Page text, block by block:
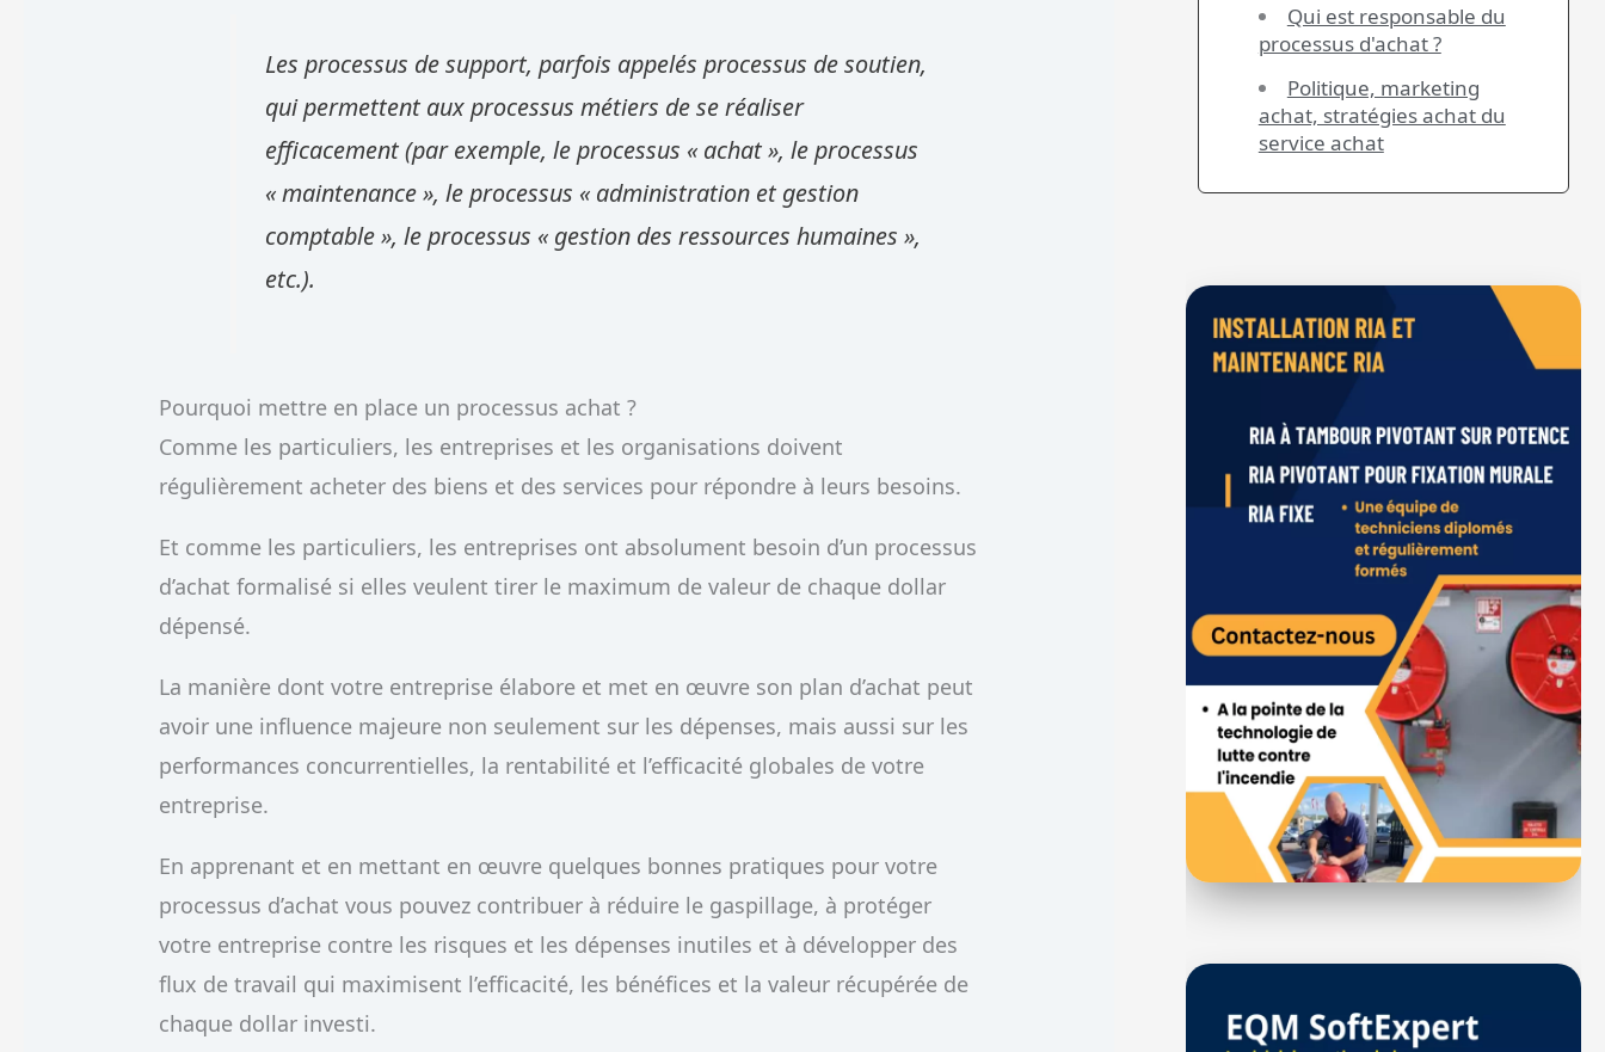
Les processus de support, parfois appelés processus de soutien,
qui permettent aux processus métiers de se réaliser
efficacement (par exemple, le processus « achat », le processus
« maintenance », le processus « administration et gestion
comptable », le processus « gestion des ressources humaines »,
etc.).
Pourquoi mettre en place un processus achat ?
Comme les particuliers, les entreprises et les organisations doivent
régulièrement acheter des biens et des services pour répondre à leurs besoins.
Et comme les particuliers, les entreprises ont absolument besoin d’un processus
d’achat formalisé si elles veulent tirer le maximum de valeur de chaque dollar
dépensé.
La manière dont votre entreprise élabore et met en œuvre son plan d’achat peut
avoir une influence majeure non seulement sur les dépenses, mais aussi sur les
performances concurrentielles, la rentabilité et l’efficacité globales de votre
entreprise.
En apprenant et en mettant en œuvre quelques bonnes pratiques pour votre
processus d’achat vous pouvez contribuer à réduire le gaspillage, à protéger
votre entreprise contre les risques et les dépenses inutiles et à développer des
flux de travail qui maximisent l’efficacité, les bénéfices et la valeur récupérée de
chaque dollar investi.
Qui est responsable du
processus d'achat ?
Politique, marketing
achat, stratégies achat du
service achat